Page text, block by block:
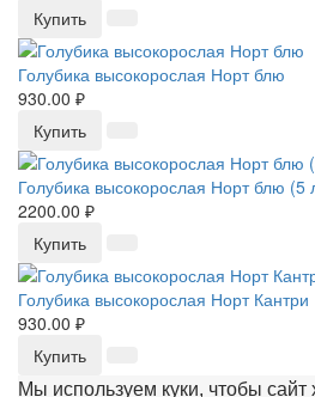
Купить
Голубика высокорослая Норт блю
930.00 ₽
Купить
Голубика высокорослая Норт блю (5
2200.00 ₽
Купить
Голубика высокорослая Норт Кантри
930.00 ₽
Купить
Мы используем куки, чтобы